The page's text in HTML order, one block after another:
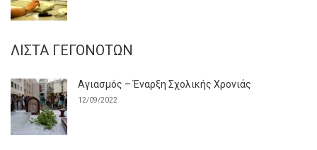
ΛΊΣΤΑ ΓΕΓΟΝΌΤΩΝ
Αγιασμός – Έναρξη Σχολικής Χρονιάς
12/09/2022